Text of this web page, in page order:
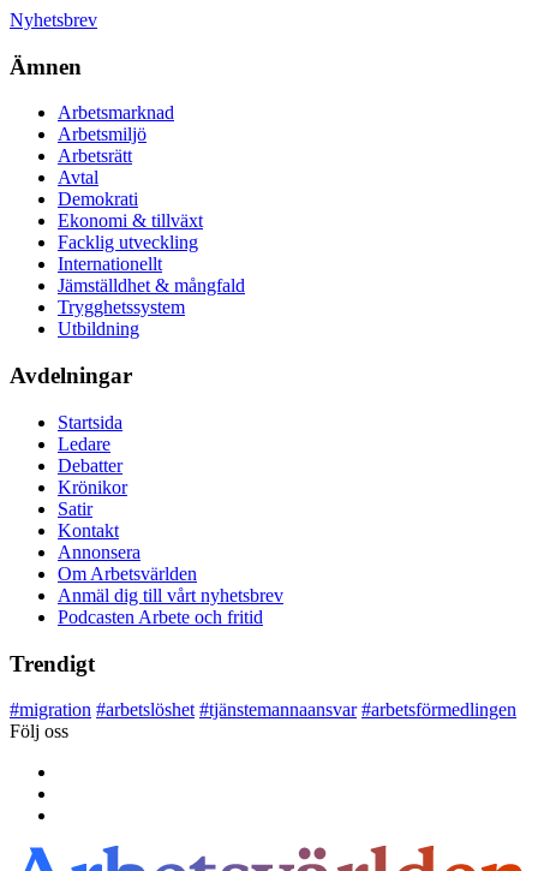
Nyhetsbrev
Ämnen
Arbetsmarknad
Arbetsmiljö
Arbetsrätt
Avtal
Demokrati
Ekonomi & tillväxt
Facklig utveckling
Internationellt
Jämställdhet & mångfald
Trygghetssystem
Utbildning
Avdelningar
Startsida
Ledare
Debatter
Krönikor
Satir
Kontakt
Annonsera
Om Arbetsvärlden
Anmäl dig till vårt nyhetsbrev
Podcasten Arbete och fritid
Trendigt
#migration #arbetslöshet #tjänstemannaansvar #arbetsförmedlingen
Följ oss